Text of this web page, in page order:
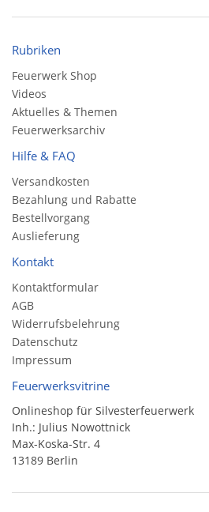
Rubriken
Feuerwerk Shop
Videos
Aktuelles & Themen
Feuerwerksarchiv
Hilfe & FAQ
Versandkosten
Bezahlung und Rabatte
Bestellvorgang
Auslieferung
Kontakt
Kontaktformular
AGB
Widerrufsbelehrung
Datenschutz
Impressum
Feuerwerksvitrine
Onlineshop für Silvesterfeuerwerk
Inh.: Julius Nowottnick
Max-Koska-Str. 4
13189 Berlin